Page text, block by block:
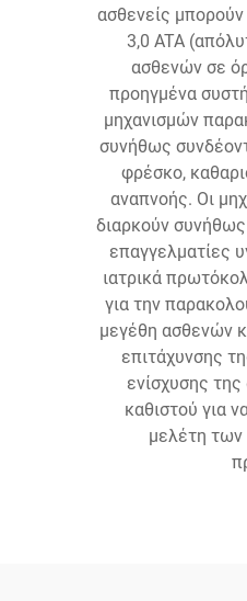
ασθενείς
3,0 ATA
ασθενών σε
προηγμένα
μηχανισμών
συνήθως
φρέσκο,
αναπνοής. Οι
διαρκούν
επαγγελματίες
ιατρικά
για την
μεγέθη ασθενών
επιτάχυνσης
ενίσχυσης
καθιστού για
μελέτη των